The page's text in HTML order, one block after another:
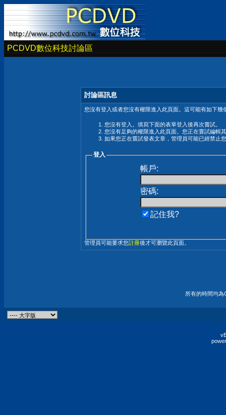
PCDVD數位科技討論區
討論區訊息
您沒有登入或者您沒有權限進入此頁面。這可能有如下幾
您沒有登入。填寫下面的表單登入後再次嘗試。
您沒有足夠的權限進入此頁面。您正在嘗試編輯
如果您正在嘗試發表文章，管理員可能已經禁止
登入
帳戶:
密碼:
記住我?
管理員可能要求您註冊後才可瀏覽此頁面。
所有的時間均為